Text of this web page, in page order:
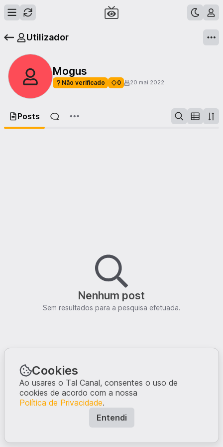
Utilizador
Mogus
Não verificado 0 20 mai 2022
Posts
Nenhum post
Sem resultados para a pesquisa efetuada.
Cookies
Ao usares o Tal Canal, consentes o uso de
cookies de acordo com a nossa
Política de Privacidade.
Entendi